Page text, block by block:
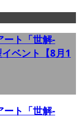
ート「世解-
ベント【8月1
ート「世解-